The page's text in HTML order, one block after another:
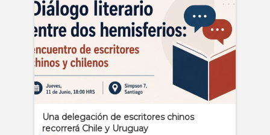
Una delegación de escritores chinos
recorrerá Chile y Uruguay